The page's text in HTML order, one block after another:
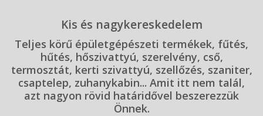
Kis és nagykereskedelem
Teljes körű épületgépészeti termékek, fűtés,
hűtés, hőszivattyú, szerelvény, cső,
termosztát, kerti szivattyú, szellőzés, szaniter,
csaptelep, zuhanykabin... Amit itt nem talál,
azt nagyon rövid határidővel beszerezzük
Önnek.